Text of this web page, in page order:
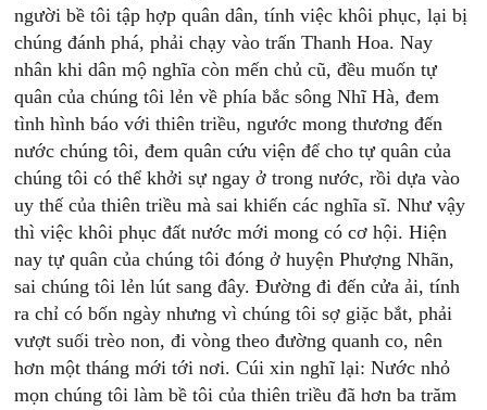
người bề tôi tập hợp quân dân, tính việc khôi phục, lại bị
chúng đánh phá, phải chạy vào trấn Thanh Hoa. Nay
nhân khi dân mộ nghĩa còn mến chủ cũ, đều muốn tự
quân của chúng tôi lẻn về phía bắc sông Nhĩ Hà, đem
tình hình báo với thiên triều, ngước mong thương đến
nước chúng tôi, đem quân cứu viện để cho tự quân của
chúng tôi có thể khởi sự ngay ở trong nước, rồi dựa vào
uy thế của thiên triều mà sai khiến các nghĩa sĩ. Như vậy
thì việc khôi phục đất nước mới mong có cơ hội. Hiện
nay tự quân của chúng tôi đóng ở huyện Phượng Nhãn,
sai chúng tôi lẻn lút sang đây. Đường đi đến cửa ải, tính
ra chỉ có bốn ngày nhưng vì chúng tôi sợ giặc bắt, phải
vượt suối trèo non, đi vòng theo đường quanh co, nên
hơn một tháng mới tới nơi. Cúi xin nghĩ lại: Nước nhỏ
mọn chúng tôi làm bề tôi của thiên triều đã hơn ba trăm